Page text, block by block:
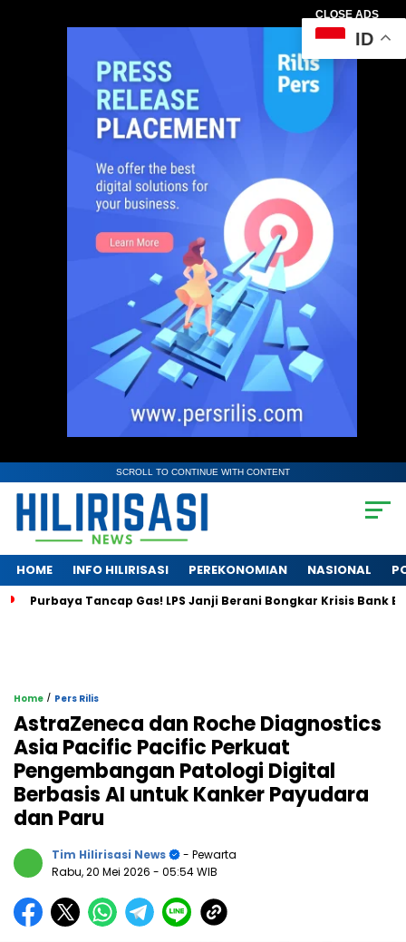
CLOSE ADS
SCROLL TO CONTINUE WITH CONTENT
HOME INFO HILIRISASI PEREKONOMIAN NASIONAL
Tancap Gas! LPS Janji Berani Bongkar Krisis Bank BPR
Home / Pers Rilis
AstraZeneca dan Roche Diagnostics
Asia Pacific Pacific Perkuat
Pengembangan Patologi Digital
Berbasis AI untuk Kanker Payudara
dan Paru
Tim Hilirisasi News
- Pewarta
Rabu, 20 Mei 2026 - 05:54 WIB
ID